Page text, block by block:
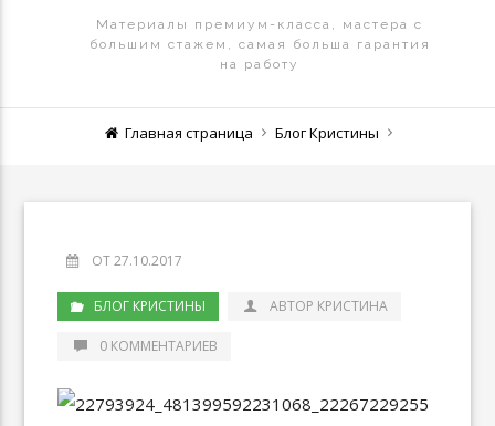
Материалы премиум-класса, мастера с
большим стажем, самая больша гарантия
на работу
Главная страница Блог Кристины
ОТ 27.10.2017
БЛОГ КРИСТИНЫ АВТОР КРИСТИНА
0 КОММЕНТАРИЕВ